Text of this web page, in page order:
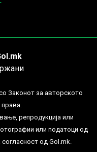
Законот за авторското
права.
репродукција или
или податоци од
согласност од Gol.mk.